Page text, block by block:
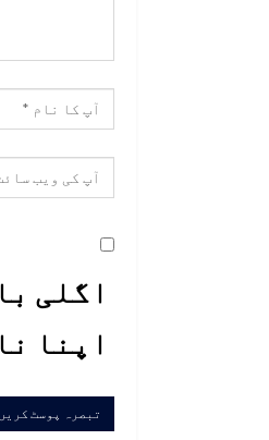
اگلی
اپنا